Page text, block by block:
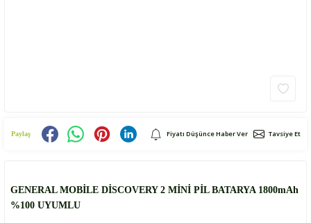
Paylaş Fiyatı Düşünce Haber Ver Tavsiye Et
GENERAL MOBİLE DİSCOVERY 2 MİNİ PİL BATARYA 1800mAh
%100 UYUMLU